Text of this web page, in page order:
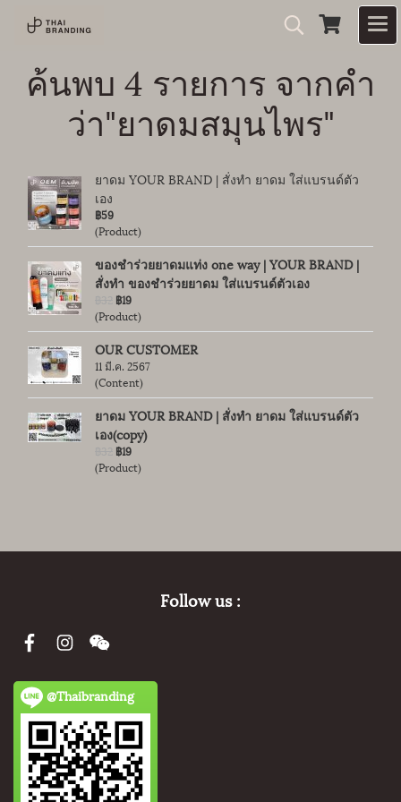
ค้นพบ 4 รายการ จากคำ
ว่า"ยาดมสมุนไพร"
ยาดม YOUR BRAND | สั่งทำ ยาดม ใส่แบรนด์ตัว
เอง
฿59
(Product)
ของชำร่วยยาดมแท่ง one way | YOUR BRAND |
สั่งทำ ของชำร่วยยาดม ใส่แบรนด์ตัวเอง
฿19
(Product)
OUR CUSTOMER
11 มี.ค. 2567
(Content)
ยาดม YOUR BRAND | สั่งทำ ยาดม ใส่แบรนด์ตัว
เอง(copy)
฿19
(Product)
Follow us :
@Thaibranding